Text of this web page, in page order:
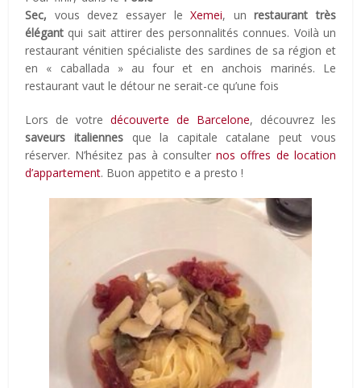
Sec, vous devez essayer leXemei, unrestaurant très
élégant qui sait attirer des personnalités connues. Voilà un
restaurant vénitien spécialiste des sardines de sa région et
en « caballada » au four et en anchois marinés. Le
restaurant vaut le détour ne serait-ce qu’une fois
Lors de votredécouverte de Barcelone, découvrez les
saveurs italiennesque la capitale catalane peut vous
réserver. N’hésitez pas à consulternos offres de location
d’appartement. Buon appetito e a presto !